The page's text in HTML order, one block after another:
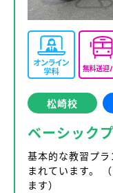
松崎校
ベーシック
基本的な教習プ
まれています。
ます）